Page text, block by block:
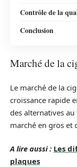
Contrôle de la
Conclusion
Marché de la
Le marché de la
croissance rapide
des alternatives
marché en gros et
A lire aussi : Les
plaques